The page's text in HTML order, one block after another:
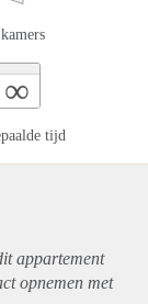
∞
tijd
appartement
opnemen met